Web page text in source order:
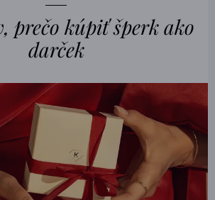
prečo kúpiť šperk ako
darček